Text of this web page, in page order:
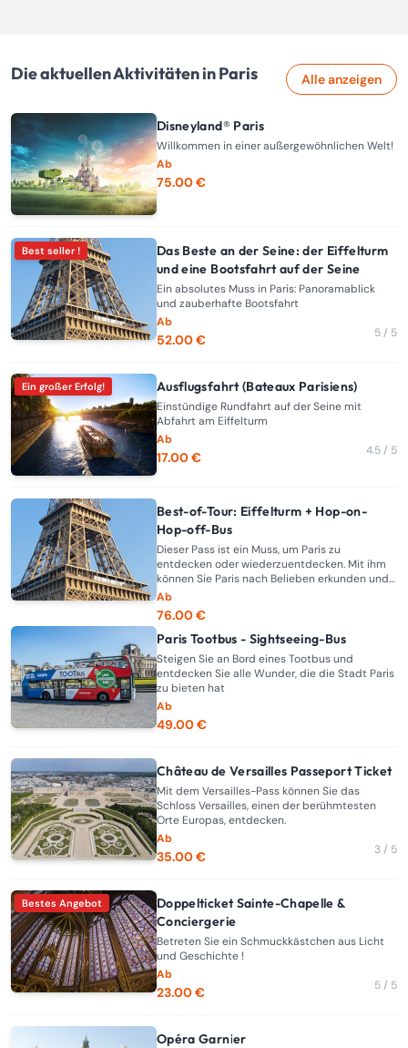
Die aktuellen Aktivitäten in Paris Alle anzeigen
Disneyland® Paris
Willkommen in einer außergewöhnlichen Welt!
Ab
75.00 €
Best seller !
Das Beste an der Seine: der Eiffelturm
und eine Bootsfahrt auf der Seine
Ein absolutes Muss in Paris: Panoramablick
und zauberhafte Bootsfahrt
Ab
52.00 € 5 / 5
Ein großer Erfolg! Ausflugsfahrt (Bateaux Parisiens)
Einstündige Rundfahrt auf der Seine mit
Abfahrt am Eiffelturm
Ab
17.00 € 4.5 / 5
Best-of-Tour: Eiffelturm + Hop-on-
Hop-off-Bus
Dieser Pass ist ein Muss, um Paris zu
entdecken oder wiederzuentdecken. Mit ihm
können Sie Paris nach Belieben erkunden und
die schönsten Sehenswürdigkeiten entdecken.
Ab
76.00 €
Paris Tootbus - Sightseeing-Bus
Steigen Sie an Bord eines Tootbus und
entdecken Sie alle Wunder, die die Stadt Paris
zu bieten hat
Ab
49.00 €
Château de Versailles Passeport Ticket
Mit dem Versailles-Pass können Sie das
Schloss Versailles, einen der berühmtesten
Orte Europas, entdecken.
Ab
35.00 € 3 / 5
Bestes Angebot
Doppelticket Sainte-Chapelle &
Conciergerie
Betreten Sie ein Schmuckkästchen aus Licht
und Geschichte !
Ab
23.00 € 5 / 5
Opéra Garnier